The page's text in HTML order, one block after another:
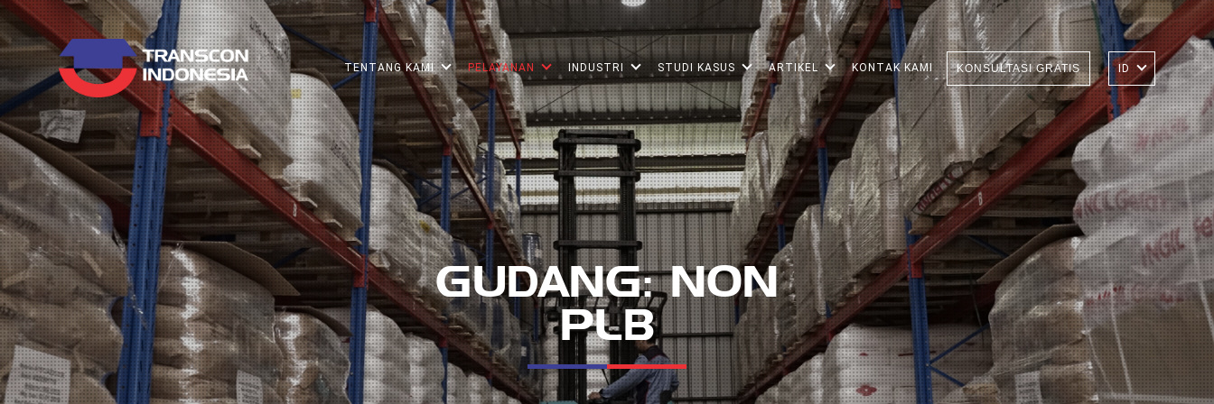
TENTANG KAMI PELAYANAN INDUSTRI STUDI KASUS ARTIKEL KONTAK KAMI KONSULTASI GRATIS ID
GUDANG: NON
PLB